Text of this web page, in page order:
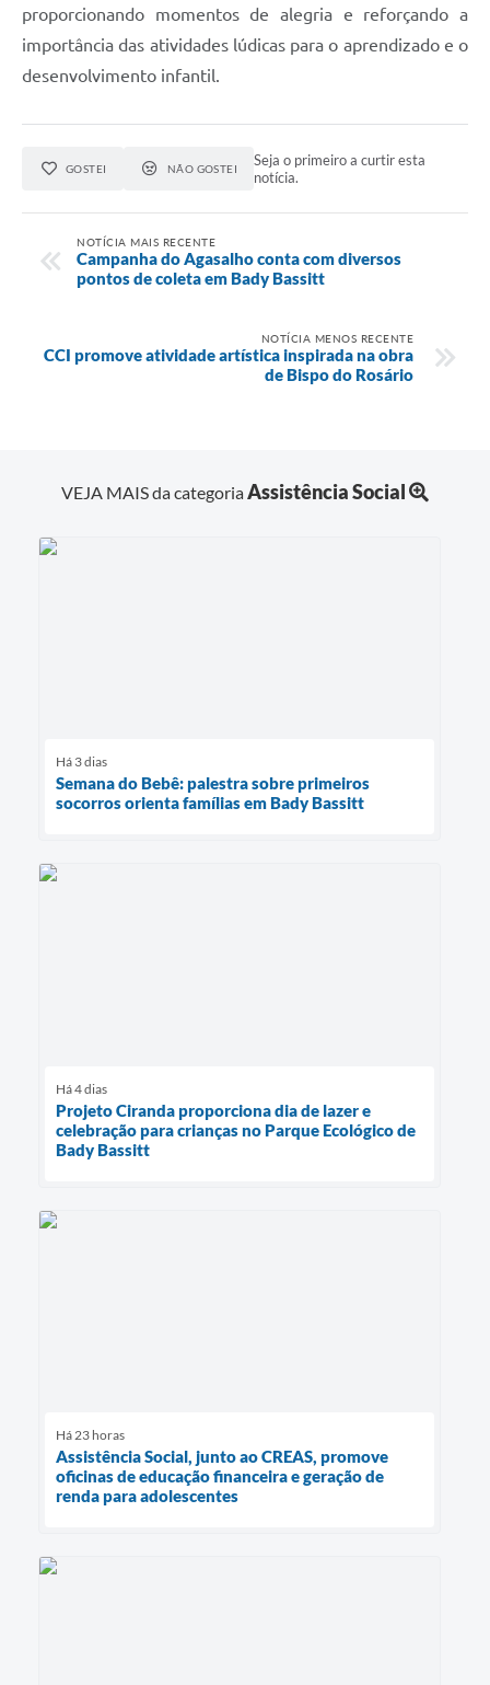
proporcionando momentos de alegria e reforçando a
importância das atividades lúdicas para o aprendizado e o
desenvolvimento infantil.
GOSTEI NÃO GOSTEI
Seja o primeiro a curtir esta
notícia.
NOTÍCIA MAIS RECENTE
Campanha do Agasalho conta com diversos
pontos de coleta em Bady Bassitt
NOTÍCIA MENOS RECENTE
CCI promove atividade artística inspirada na obra
de Bispo do Rosário
VEJA MAIS da categoriaAssistência Social
Há 3 dias
Semana do Bebê: palestra sobre primeiros
socorros orienta famílias em Bady Bassitt
Há 4 dias
Projeto Ciranda proporciona dia de lazer e
celebração para crianças no Parque Ecológico de
Bady Bassitt
Há 23 horas
Assistência Social, junto ao CREAS, promove
oficinas de educação financeira e geração de
renda para adolescentes